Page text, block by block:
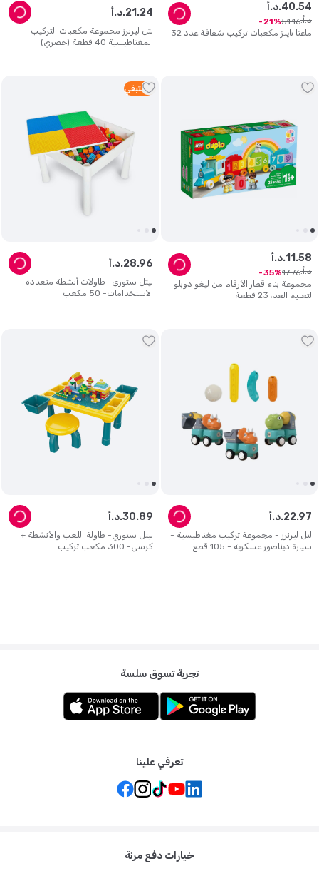
ماغنا تايلز مكعبات تركيب شفافة عدد 32
د.أ.40.54
د.أ. 51.16
21
لتل ليرنرز مجموعة مكعبات التركيب
المغناطيسية 40 قطعة (حصري)
د.أ.21 .24
مجموعة بناء قطار الأرقام من ليغو دوبلو
لتعليم العد، 23 قطعة
د.أ.11 .58
د.أ. 17.76
35
4 متبقي
ليتل ستوري- طاولات أنشطة متعددة
الاستخدامات- 50 مكعب
د.أ.28.96
لتل ليرنرز - مجموعة تركيب مغناطيسية -
سيارة ديناصور عسكرية - 105 قطع
د.أ.22.97
ليتل ستوري- طاولة اللعب والأنشطة +
كرسي- 300 مكعب تركيب
د.أ.30.89
تجربة تسوق سلسة
تعرفي علينا
خيارات دفع مرنة